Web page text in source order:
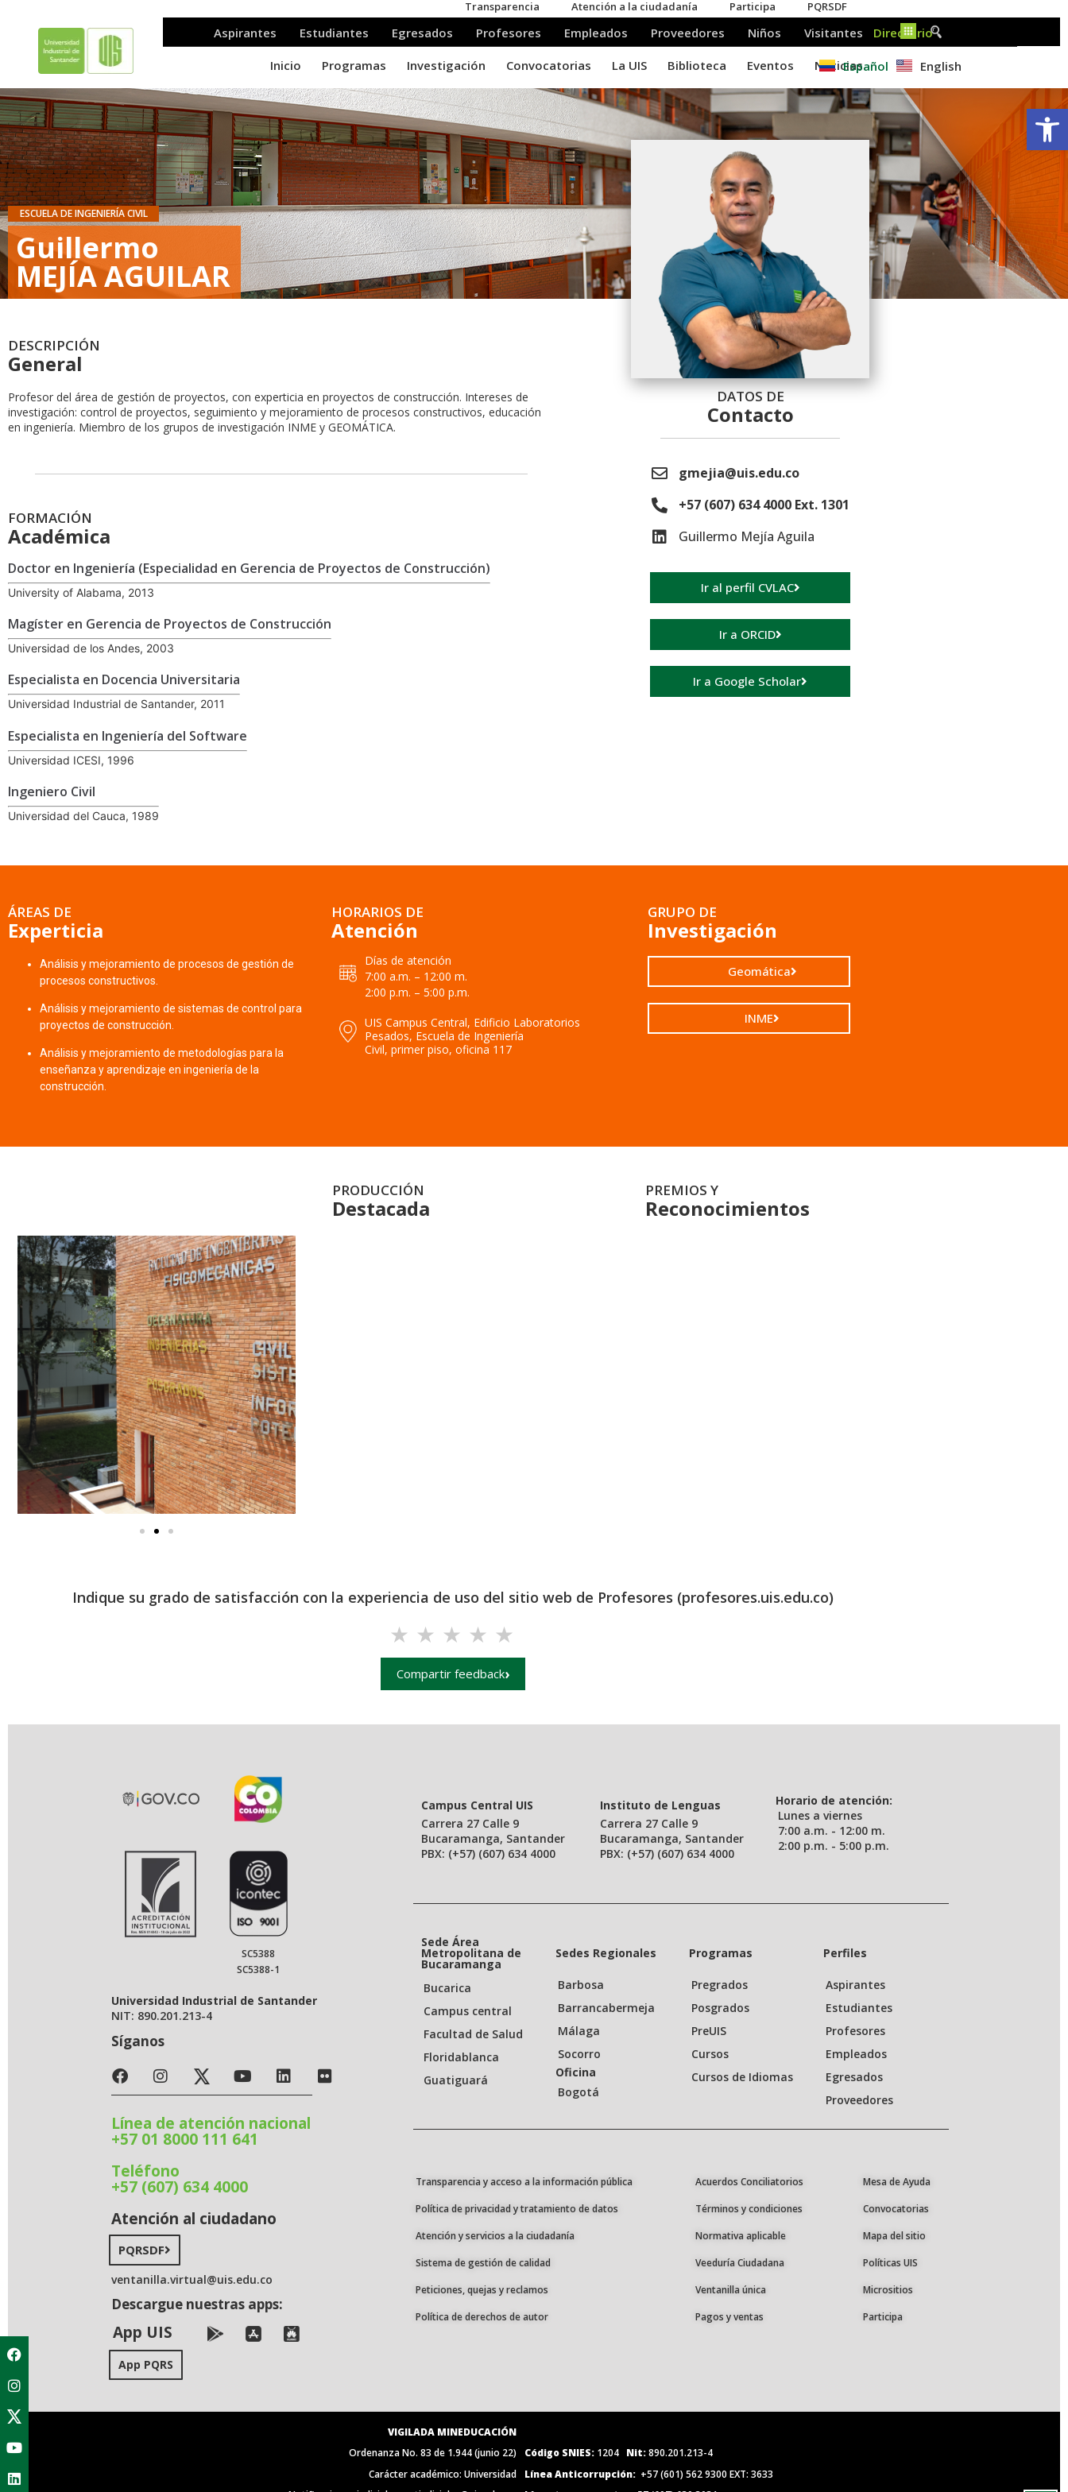
Español English
ESCUELA DE INGENIERÍA CIVIL
Guillermo
MEJÍA AGUILAR
DESCRIPCIÓN
General
Profesor del área de gestión de proyectos, con experticia en proyectos de construcción. Intereses de
investigación: control de proyectos, seguimiento y mejoramiento de procesos constructivos, educación
en ingeniería. Miembro de los grupos de investigación INME y GEOMÁTICA.
FORMACIÓN
Académica
Doctor en Ingeniería (Especialidad en Gerencia de Proyectos de Construcción)
University of Alabama, 2013
Magíster en Gerencia de Proyectos de Construcción
Universidad de los Andes, 2003
Especialista en Docencia Universitaria
Universidad Industrial de Santander, 2011
Especialista en Ingeniería del Software
Universidad ICESI, 1996
Ingeniero Civil
Universidad del Cauca, 1989
DATOS DE
Contacto
gmejia@uis.edu.co
+57 (607) 634 4000 Ext. 1301
Guillermo Mejía Aguila
Ir al perfil CVLAC
Ir a ORCID
Ir a Google Scholar
ÁREAS DE
Experticia
Análisis y mejoramiento de procesos de gestión de
procesos constructivos.
Análisis y mejoramiento de sistemas de control para
proyectos de construcción.
Análisis y mejoramiento de metodologías para la
enseñanza y aprendizaje en ingeniería de la
construcción.
HORARIOS DE
Atención
Días de atención
7:00 a.m. – 12:00 m.
2:00 p.m. – 5:00 p.m.
UIS Campus Central, Edificio Laboratorios
Pesados, Escuela de Ingeniería
Civil, primer piso, oficina 117
GRUPO DE
Investigación
Geomática
INME
PRODUCCIÓN
Destacada
PREMIOS Y
Reconocimientos
Indique su grado de satisfacción con la experiencia de uso del sitio web de Profesores (profesores.uis.edu.co)